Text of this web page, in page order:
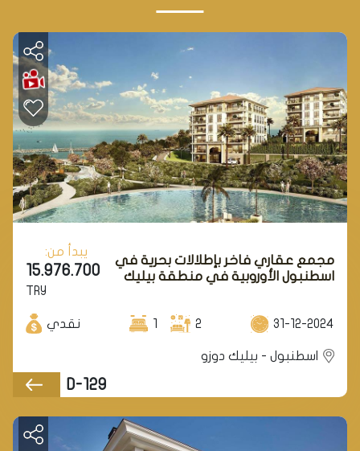
مجمع عقاري فاخر بإطلالات بحرية في
اسطنبول الأوروبية في منطقة بيليك
يبدأ من:
15.976.700
TRY
31-12-2024
2
1 نقدي
اسطنبول - بيليك دوزو
D-129